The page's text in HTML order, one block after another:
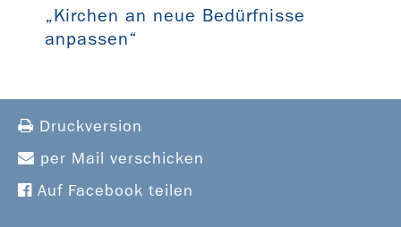
„Kirchen an neue Bedürfnisse
anpassen“
Druckversion
per Mail verschicken
Auf Facebook teilen